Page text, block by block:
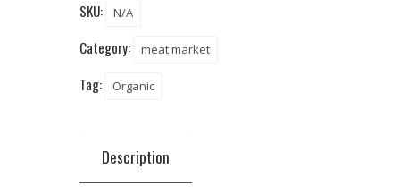
SKU: N/A
Category: meat market
Tag: Organic
Description